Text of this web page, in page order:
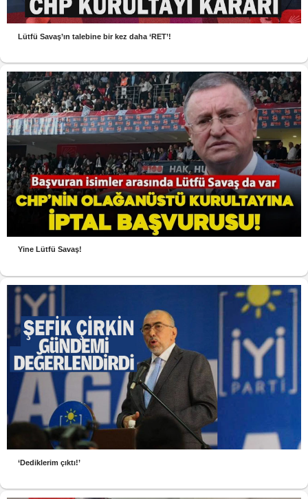
Lütfü Savaş’ın talebine bir kez daha ‘RET’!
Yine Lütfü Savaş!
‘Dediklerim çıktı!’